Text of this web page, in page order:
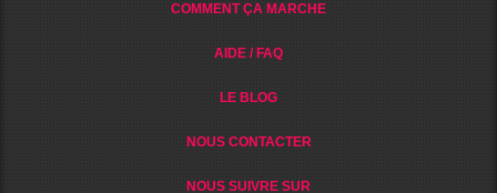
COMMENT ÇA MARCHE
AIDE / FAQ
LE BLOG
NOUS CONTACTER
NOUS SUIVRE SUR